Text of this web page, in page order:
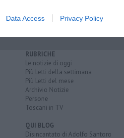
Data Access Privacy Policy
RUBRICHE
Le notizie di oggi
Più Letti della settimana
Più Letti del mese
Archivio Notizie
Persone
Toscani in TV
QUI BLOG
Disincantato di Adolfo Santoro